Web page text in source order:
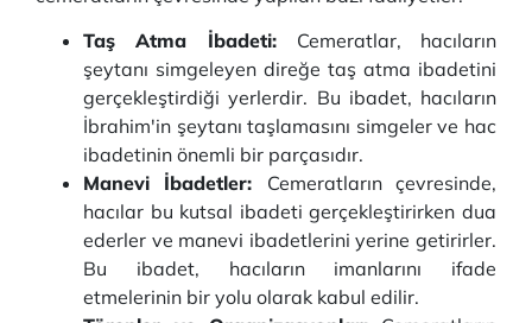
Taş Atma İbadeti: Cemeratlar, hacıların
şeytanı simgeleyen direğe taş atma ibadetini
gerçekleştirdiği yerlerdir. Bu ibadet, hacıların
İbrahim'in şeytanı taşlamasını simgeler ve hac
ibadetinin önemli bir parçasıdır.
Manevi İbadetler: Cemeratların çevresinde,
hacılar bu kutsal ibadeti gerçekleştirirken dua
ederler ve manevi ibadetlerini yerine getirirler.
Bu ibadet, hacıların imanlarını ifade
etmelerinin bir yolu olarak kabul edilir.